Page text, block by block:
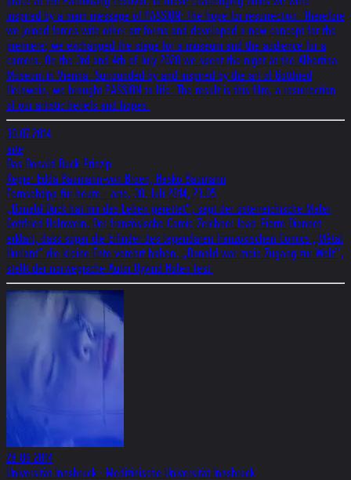
inspired by a main message of PASSION: The hope for resurrection. Therefore
we joined forces with other art forms and developed a new concept for the
premiere; we exchanged the stage for a museum and the audience for a
camera. On the 3rd and 4th of July 2020 we spent the night at the Albertina
Museum in Vienna. Surrounded by and inspired by the art of Gottfried
Helnwein, we brought PASSION to life. The result is this film, a resurrection
of our artistic beliefs and hopes.
30.07.2014
arte
Das Donald Duck-Prinzip
Regie: Edda Baumann-von Broen, Hasko Baumann
Fernsehtipp für heute - arte, 30. Juli 2014, 23:05
„Donald Duck hat mir das Leben gerettet“, sagt der österreichische Maler
Gottfried Helnwein. Der französische Comic-Zeichner Jean-Pierre Dionnet
erklärt, dass sogar die Erfinder des legendären französischen Comics „Métal
Hurlant“ die kleine Ente verehrt haben. „Donald war mein Zugang zur Welt”,
stellt der norwegische Autor Oyvind Holen fest.
28.06.2014
Universität Innsbruck · Medizinische Universität Innsbruck